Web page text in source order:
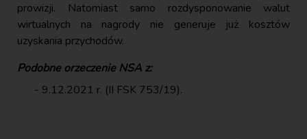
prowizji. Natomiast samo rozdysponowanie walut
wirtualnych na nagrody nie generuje już kosztów
uzyskania przychodów.
Podobne orzeczenie NSA z:
9.12.2021 r. (II FSK 753/19).